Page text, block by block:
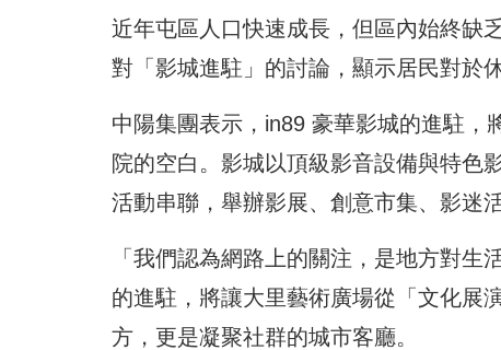
近年屯區人口快速成長， 但區內始終缺
對「影城進駐」的討論，顯示居民對於休
中陽集團表示，in89 豪華影城的進駐，
院的空白。 影城以頂級影音設備與特色
活動串聯，舉辦影展、創意市集、影迷
「我們認為網路上的關注，是地方對生
的進駐，將讓大里藝術廣場從「文化展
方，更是凝聚社群的城市客廳。